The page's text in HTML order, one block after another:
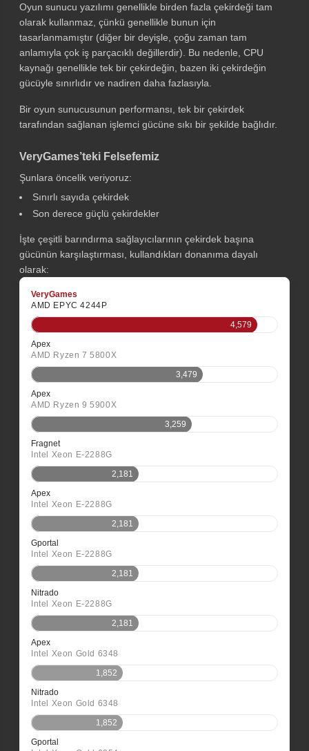
Oyun sunucu yazılımı genellikle birden fazla çekirdeği tam
olarak kullanmaz, çünkü genellikle bunun için
tasarlanmamıştır (diğer bir deyişle, çoğu zaman tam
anlamıyla çok iş parçacıklı değillerdir). Bu nedenle, CPU
kaynağı genellikle tek bir çekirdeğin, bazen iki çekirdeğin
gücüyle sınırlıdır ve nadiren daha fazlasıyla.
Bir oyun sunucusunun performansı, tek bir çekirdek
tarafından sağlanan işlemci gücüne sıkı bir şekilde bağlıdır.
VeryGames’teki Felsefemiz
Şunlara öncelik veriyoruz:
Sınırlı sayıda çekirdek
Son derece güçlü çekirdekler
İşte çeşitli barındırma sağlayıcılarının çekirdek başına
gücünün karşılaştırması, kullandıkları donanıma dayalı
olarak:
VeryGames
AMD EPYC 4244P
4,579
Apex
AMD Ryzen 7 5800X
3,479
Apex
AMD Ryzen 9 5900X
3,259
Fragnet
Intel Xeon E-2288G
2,181
Apex
Intel Xeon E-2288G
2,181
Gportal
Intel Xeon E-2288G
2,181
Nitrado
Intel Xeon E-2288G
2,181
Apex
Intel Xeon Gold 6348
1,852
Nitrado
Intel Xeon Gold 6348
1,852
Gportal